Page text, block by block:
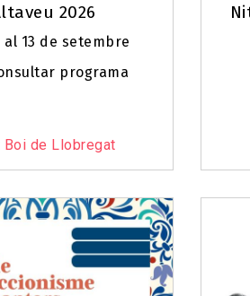
2026
al 13 de setembre
programa
Boi de Llobregat